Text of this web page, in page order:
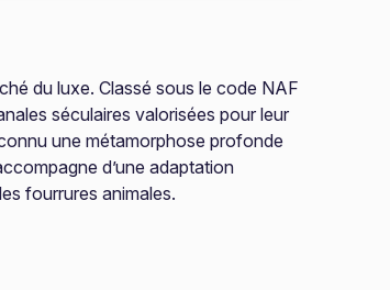
du luxe. Classé sous le code NAF
séculaires valorisées pour leur
une métamorphose profonde
d’une adaptation
fourrures animales.